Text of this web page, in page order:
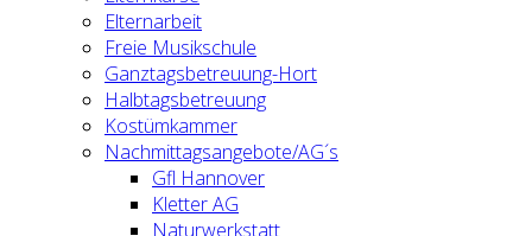
Elternarbeit
Freie Musikschule
Ganztagsbetreuung-Hort
Halbtagsbetreuung
Kostümkammer
Nachmittagsangebote/AG´s
Gfl Hannover
Kletter AG
Naturwerkstatt